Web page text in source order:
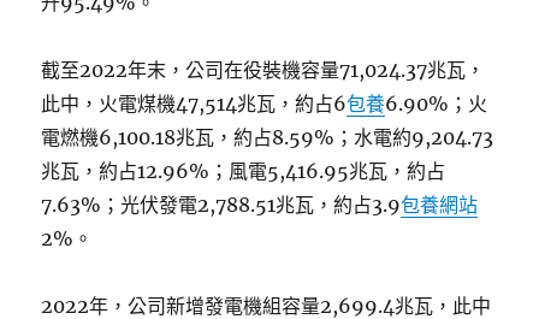
截至2022年末，公司在役裝機容量71,024.37兆瓦，
此中，火電煤機47,514兆瓦，約占6包養6.90%；火
電燃機6,100.18兆瓦，約占8.59%；水電約9,204.73
兆瓦，約占12.96%；風電5,416.95兆瓦，約占
7.63%；光伏發電2,788.51兆瓦，約占3.9包養網站
2%。
2022年，公司新增發電機組容量2,699.4兆瓦，此中